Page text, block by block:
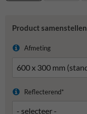
Product samenstellen
Afmeting
Reflecterend*